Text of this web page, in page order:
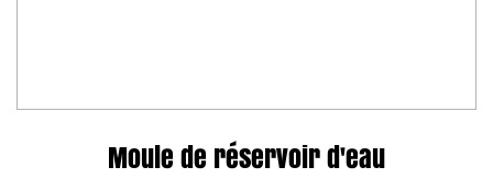
Moule de réservoir d'eau